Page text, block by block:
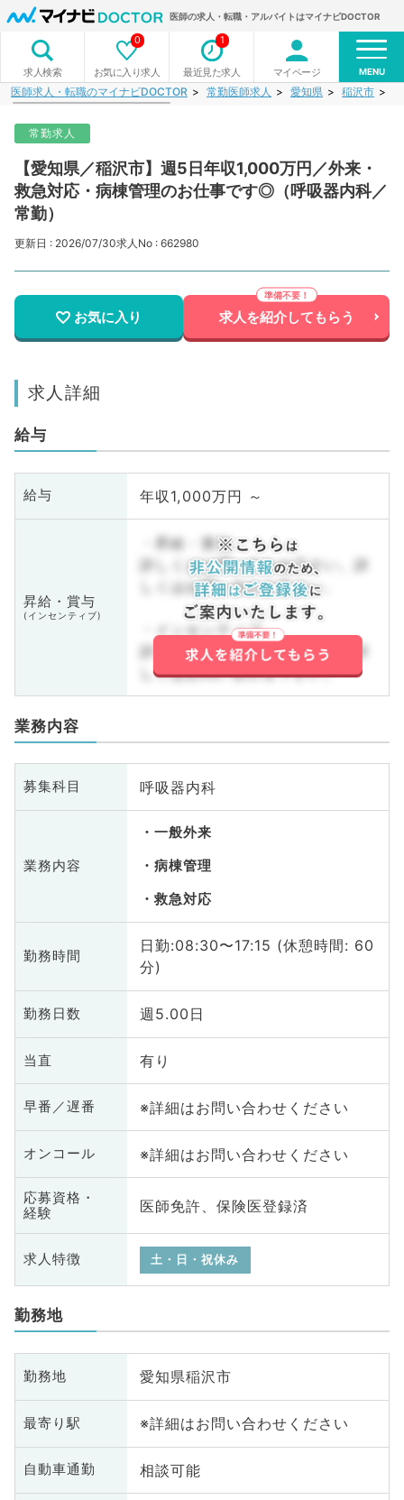
医師の求人・転職・アルバイトはマイナビDOCTOR
求人検索 お気に入り求人
0
最近見た求人
1
マイページ MENU
医師求人・転職のマイナビDOCTOR 常勤医師求人 愛知県 稲沢市
常勤求人
【愛知県／稲沢市】週5日年収1,000万円／外来・
救急対応・病棟管理のお仕事です◎（呼吸器内科／
常勤）
更新日 : 2026/07/30求人No : 662980
お気に入り 求人を紹介してもらう
求人詳細
給与
給与 年収1,000万円 ～
昇給・賞与
(インセンティブ)
・昇給・賞与
詳しくはお問い合わせ下さい。詳
しくはお問い合わせ下さい。
・インセンティブ
詳しくはお問い合わせ下さい。詳
しくはお問い合わせ下さい。
業務内容
募集科目 呼吸器内科
業務内容
一般外来
病棟管理
救急対応
勤務時間
日勤:08:30〜17:15 (休憩時間: 60
分)
勤務日数 週5.00日
当直 有り
早番／遅番 ※詳細はお問い合わせください
オンコール ※詳細はお問い合わせください
応募資格・
経験
医師免許、保険医登録済
求人特徴 土・日・祝休み
勤務地
勤務地 愛知県稲沢市
最寄り駅 ※詳細はお問い合わせください
自動車通勤 相談可能